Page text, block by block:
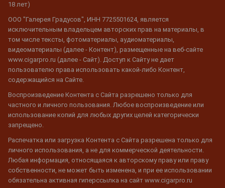
18 лет)
ООО "Галерея Градусов", ИНН 7725501624, является
исключительным владельцем авторских прав на материалы, в
том числе тексты, фотоматериалы, аудиоматериалы,
видеоматериалы (далее - Контент), размещенные на веб-сайте
www.cigarpro.ru (далее - Сайт). Доступ к Сайту не дает
пользователю права использовать какой-либо Контент,
содержащийся на Сайте.
Воспроизведение Контента с Сайта разрешено только для
частного и личного пользования. Любое воспроизведение или
использование копий для любых других целей категорически
запрещено.
Распечатка или загрузка Контента с Сайта разрешена только для
личного использования, а не для коммерческой деятельности.
Любая информация, относящаяся к авторскому праву или праву
собственности, не может быть изменена, и при ее использовании
обязательна активная гиперссылка на сайт www.cigarpro.ru